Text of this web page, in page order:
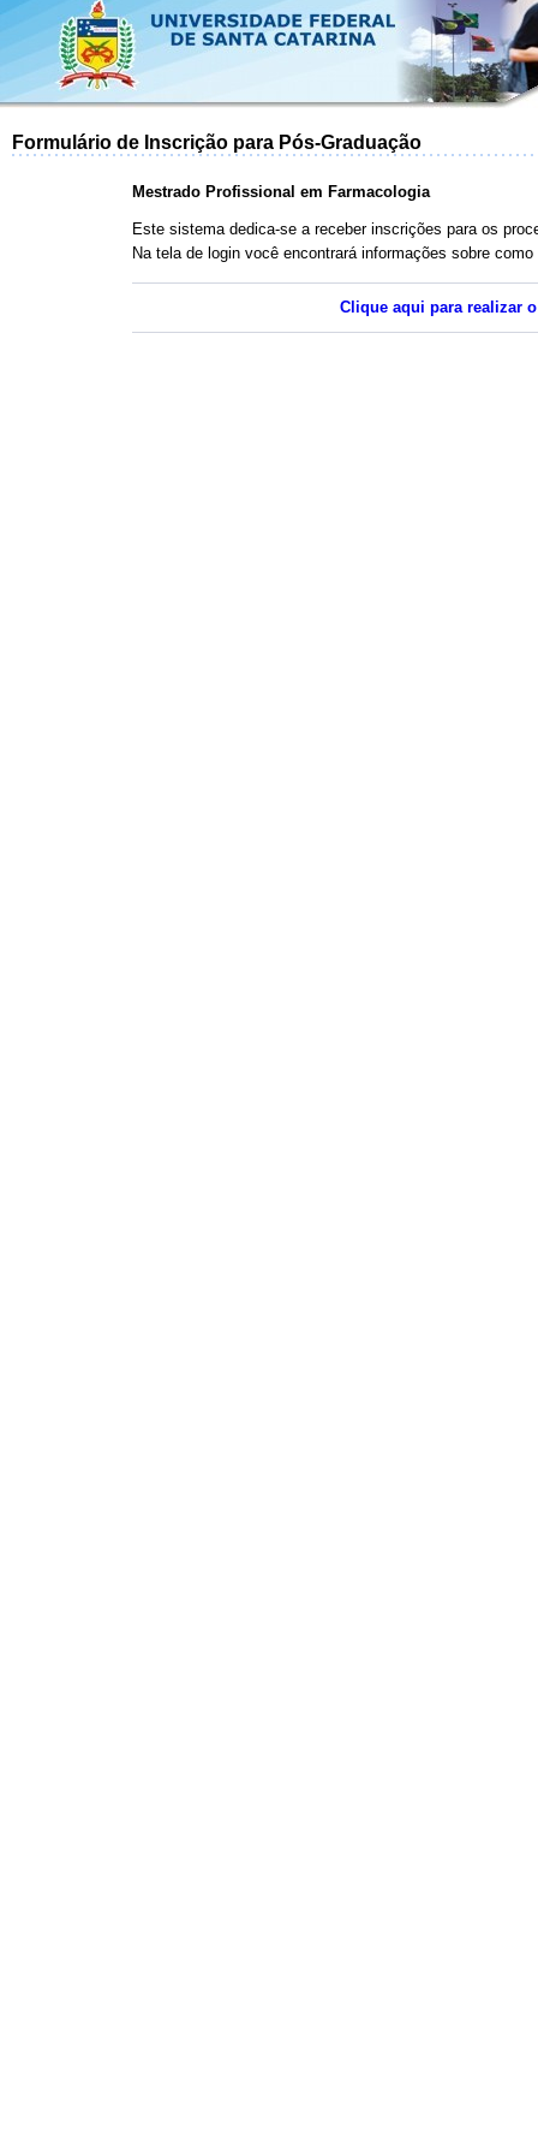
Formulário de Inscrição para Pós-Graduação
Mestrado Profissional em Farmacologia
Este sistema dedica-se a receber inscrições para os
Na tela de login você encontrará informações sobre
Clique aqui para realizar